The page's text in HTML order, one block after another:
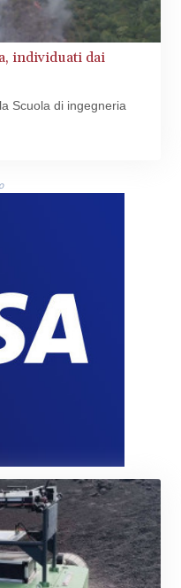
individuati dai
Scuola di ingegneria